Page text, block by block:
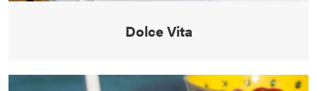
Dolce Vita